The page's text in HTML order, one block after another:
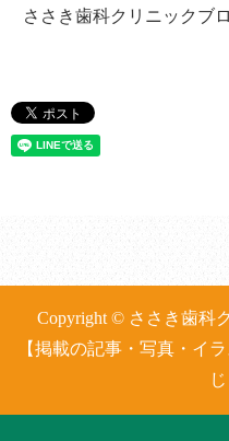
ささき歯科クリニックブ
Copyright © ささき歯科
【掲載の記事・写真・イ